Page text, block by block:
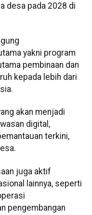
desa pada 2028 di
yakni program
pembinaan dan
kepada lebih dari
akan menjadi
digital,
terkini,
juga aktif
lainnya, seperti
pengembangan